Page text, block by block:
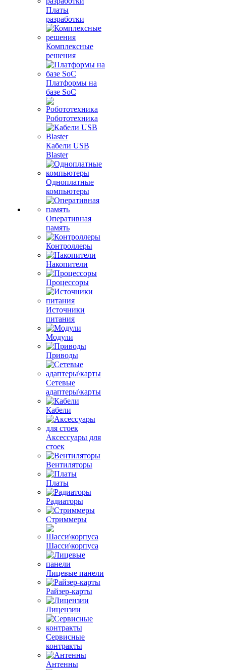
Платы
разработки
Комплексные
решения
Платформы на
базе SoC
Робототехника
Кабели USB
Blaster
Одноплатные
компьютеры
Оперативная
память
Контроллеры
Накопители
Процессоры
Источники
питания
Модули
Приводы
Сетевые
адаптеры\карты
Кабели
Аксессуары для
стоек
Вентиляторы
Платы
Радиаторы
Стриммеры
Шасси\корпуса
Лицевые панели
Райзер-карты
Лицензии
Сервисные
контракты
Антенны